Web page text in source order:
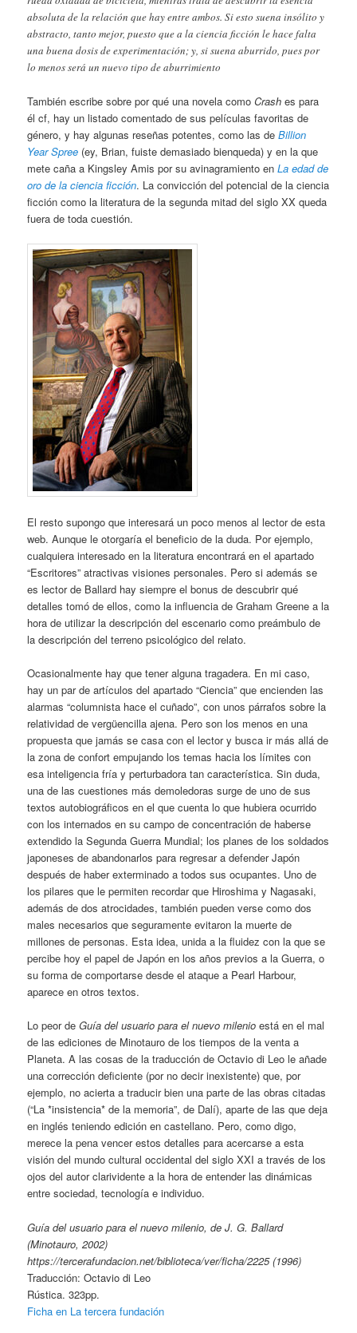
absoluta de la relación que hay entre ambos. Si esto suena insólito y
abstracto, tanto mejor, puesto que a la ciencia ficción le hace falta
una buena dosis de experimentación; y, si suena aburrido, pues por
lo menos será un nuevo tipo de aburrimiento
También escribe sobre por qué una novela comoCrash es para
él cf, hay un listado comentado de sus películas favoritas de
género, y hay algunas reseñas potentes, como las deBillion
Year Spree (ey, Brian, fuiste demasiado bienqueda) y en la que
mete caña a Kingsley Amis por su avinagramiento enLa edad de
oro de la ciencia ficción. La convicción del potencial de la ciencia
ficción como la literatura de la segunda mitad del siglo XX queda
fuera de toda cuestión.
El resto supongo que interesará un poco menos al lector de esta
web. Aunque le otorgaría el beneficio de la duda. Por ejemplo,
cualquiera interesado en la literatura encontrará en el apartado
“Escritores” atractivas visiones personales. Pero si además se
es lector de Ballard hay siempre el bonus de descubrir qué
detalles tomó de ellos, como la influencia de Graham Greene a la
hora de utilizar la descripción del escenario como preámbulo de
la descripción del terreno psicológico del relato.
Ocasionalmente hay que tener alguna tragadera. En mi caso,
hay un par de artículos del apartado “Ciencia” que encienden las
alarmas “columnista hace el cuñado”, con unos párrafos sobre la
relatividad de vergüencilla ajena. Pero son los menos en una
propuesta que jamás se casa con el lector y busca ir más allá de
la zona de confort empujando los temas hacia los límites con
esa inteligencia fría y perturbadora tan característica. Sin duda,
una de las cuestiones más demoledoras surge de uno de sus
textos autobiográficos en el que cuenta lo que hubiera ocurrido
con los internados en su campo de concentración de haberse
extendido la Segunda Guerra Mundial; los planes de los soldados
japoneses de abandonarlos para regresar a defender Japón
después de haber exterminado a todos sus ocupantes. Uno de
los pilares que le permiten recordar que Hiroshima y Nagasaki,
además de dos atrocidades, también pueden verse como dos
males necesarios que seguramente evitaron la muerte de
millones de personas. Esta idea, unida a la fluidez con la que se
percibe hoy el papel de Japón en los años previos a la Guerra, o
su forma de comportarse desde el ataque a Pearl Harbour,
aparece en otros textos.
Lo peor deGuía del usuario para el nuevo milenio está en el mal
de las ediciones de Minotauro de los tiempos de la venta a
Planeta. A las cosas de la traducción de Octavio di Leo le añade
una corrección deficiente (por no decir inexistente) que, por
ejemplo, no acierta a traducir bien una parte de las obras citadas
(“La *insistencia* de la memoria”, de Dalí), aparte de las que deja
en inglés teniendo edición en castellano. Pero, como digo,
merece la pena vencer estos detalles para acercarse a esta
visión del mundo cultural occidental del siglo XXI a través de los
ojos del autor clarividente a la hora de entender las dinámicas
entre sociedad, tecnología e individuo.
Guía del usuario para el nuevo milenio, de J. G. Ballard
(Minotauro, 2002)
https://tercerafundacion.net/biblioteca/ver/ficha/2225 (1996)
Traducción: Octavio di Leo
Rústica. 323pp.
Ficha en La tercera fundación